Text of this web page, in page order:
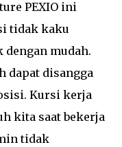
PEXIO ini
tidak kaku
dengan mudah.
dapat disangga
Kursi kerja
kita saat bekerja
tidak